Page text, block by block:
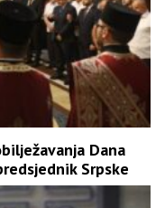
Dana
Srpske